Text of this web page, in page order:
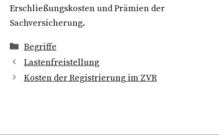
Erschließungskosten und Prämien der
Sachversicherung.
Kategorien
Begriffe
Lastenfreistellung
Kosten der Registrierung im ZVR